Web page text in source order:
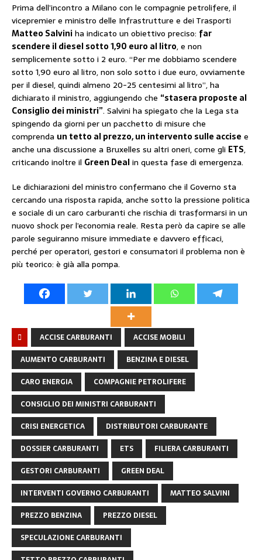
Prima dell’incontro a Milano con le compagnie petrolifere, il
vicepremier e ministro delle Infrastrutture e dei Trasporti
Matteo Salviniha indicato un obiettivo preciso: far
scendere il diesel sotto 1,90 euro al litro, e non
semplicemente sotto i 2 euro. “Per me dobbiamo scendere
sotto 1,90 euro al litro, non solo sotto i due euro, ovviamente
per il diesel, quindi almeno 20-25 centesimi al litro”, ha
dichiarato il ministro, aggiungendo che “stasera proposte al
Consiglio dei ministri”. Salvini ha spiegato che la Lega sta
spingendo da giorni per un pacchetto di misure che
comprenda un tetto al prezzo, un intervento sulle accise e
anche una discussione a Bruxelles su altri oneri, come gli ETS,
criticando inoltre il Green Dealin questa fase di emergenza.
Le dichiarazioni del ministro confermano che il Governo sta
cercando una risposta rapida, anche sotto la pressione politica
e sociale di un caro carburanti che rischia di trasformarsi in un
nuovo shock per l’economia reale. Resta però da capire se alle
parole seguiranno misure immediate e davvero efficaci,
perché per operatori, gestori e consumatori il problema non è
più teorico: è già alla pompa.
ACCISE CARBURANTI
ACCISE MOBILI
AUMENTO CARBURANTI
BENZINA E DIESEL
CARO ENERGIA
COMPAGNIE PETROLIFERE
CONSIGLIO DEI MINISTRI CARBURANTI
CRISI ENERGETICA
DISTRIBUTORI CARBURANTE
DOSSIER CARBURANTI
ETS
FILIERA CARBURANTI
GESTORI CARBURANTI
GREEN DEAL
INTERVENTI GOVERNO CARBURANTI
MATTEO SALVINI
PREZZO BENZINA
PREZZO DIESEL
SPECULAZIONE CARBURANTI